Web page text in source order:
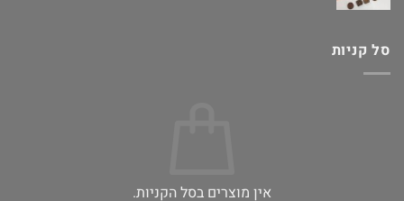
סל קניות
אין מוצרים בסל הקניות.